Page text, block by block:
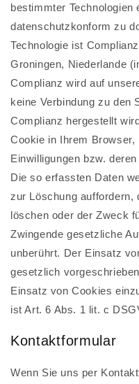
bestimmter Technologien
datenschutzkonform zu
Technologie ist
Groningen, Niederlande
Complianz wird auf
keine Verbindung zu den
Complianz hergestellt
Cookie in Ihrem Browser,
Einwilligungen bzw.
Die so erfassten Daten
zur Löschung auffordern,
löschen oder der Zweck
Zwingende gesetzliche
unberührt. Der Einsatz
gesetzlich
Einsatz von Cookies
ist Art. 6 Abs. 1 lit. c
Kontaktformular
Wenn Sie uns per